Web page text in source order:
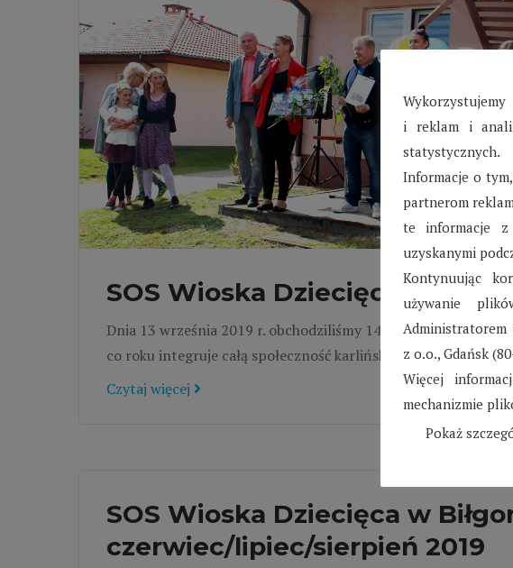
SOS Wioska Dziecięca w
Dnia 13 września 2019 r. obchodziliśmy 14 Urodziny SOS
co roku integruje całą społeczność karlińską.
Czytaj więcej
SOS Wioska Dziecięca w
czerwiec/lipiec/sierpień 2019
i reklam i
statystycznych.
Informacje o
partnerom
te informacje z
uzyskanymi
Kontynuując
używanie
z o.o., Gdańsk
Więcej
mechanizmie
Pokaż